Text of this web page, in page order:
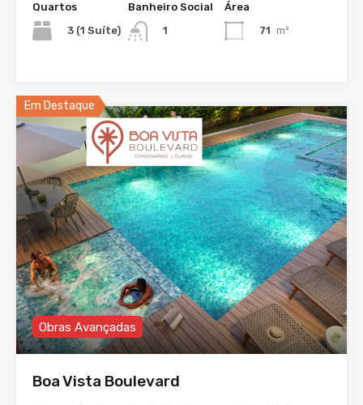
Quartos
3 (1 Suíte)
Banheiro Social
1
Área
71 m²
Em Destaque
Obras Avançadas
Boa Vista Boulevard